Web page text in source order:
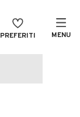
PREFERITI MENU